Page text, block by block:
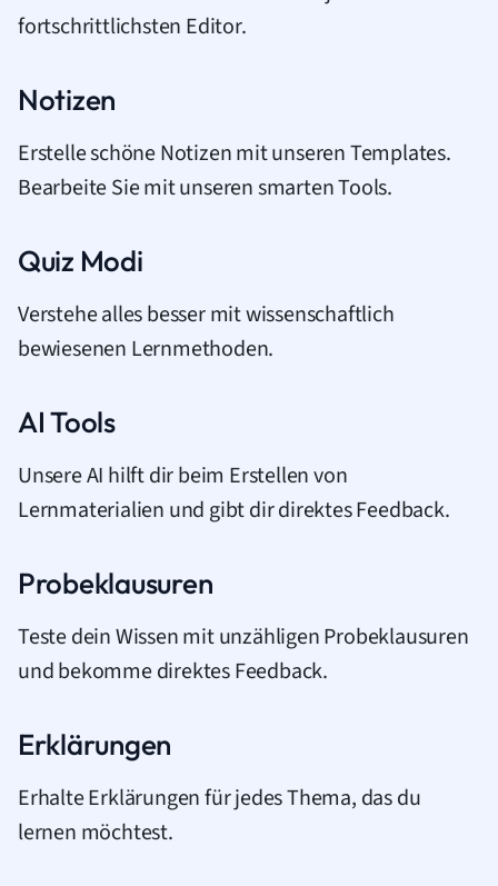
fortschrittlichsten Editor.
Notizen
Erstelle schöne Notizen mit unseren Templates.
Bearbeite Sie mit unseren smarten Tools.
Quiz Modi
Verstehe alles besser mit wissenschaftlich
bewiesenen Lernmethoden.
AI Tools
Unsere AI hilft dir beim Erstellen von
Lernmaterialien und gibt dir direktes Feedback.
Probeklausuren
Teste dein Wissen mit unzähligen Probeklausuren
und bekomme direktes Feedback.
Erklärungen
Erhalte Erklärungen für jedes Thema, das du
lernen möchtest.